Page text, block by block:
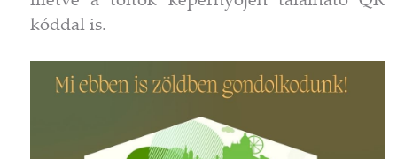
kóddal is.